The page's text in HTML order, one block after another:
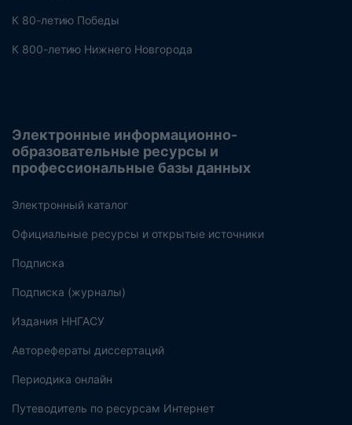
К 80-летию Победы
К 800-летию Нижнего Новгорода
Электронные информационно-
образовательные ресурсы и
профессиональные базы данных
Электронный каталог
Официальные ресурсы и открытые источники
Подписка
Подписка (журналы)
Издания ННГАСУ
Авторефераты диссертаций
Периодика онлайн
Путеводитель по ресурсам Интернет